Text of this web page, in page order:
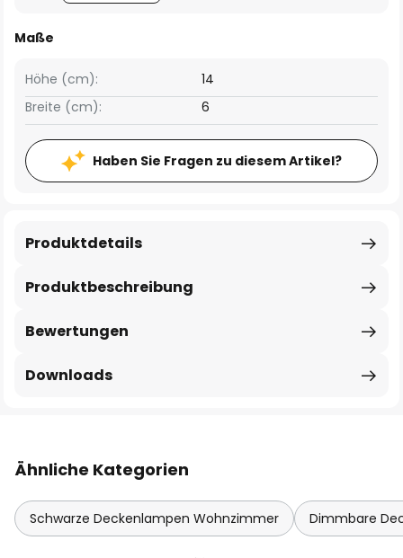
Maße
Breite (cm): 6
Höhe (cm): 14
Haben Sie Fragen zu diesem Artikel?
Produktbeschreibung
Produktdetails
Bewertungen
Downloads
Ähnliche Kategorien
Schwarze Deckenlampen Wohnzimmer Dimmbare